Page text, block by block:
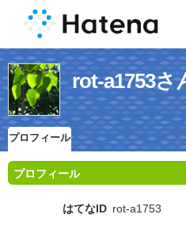
rot-a1753さ
プロフィール
プロフィール
はてなID rot-a1753